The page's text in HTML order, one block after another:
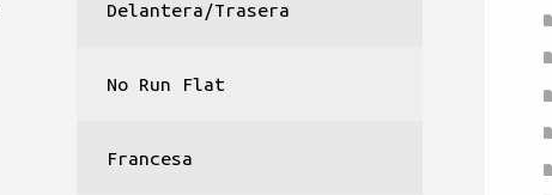
Delantera/Trasera
No Run Flat
Francesa